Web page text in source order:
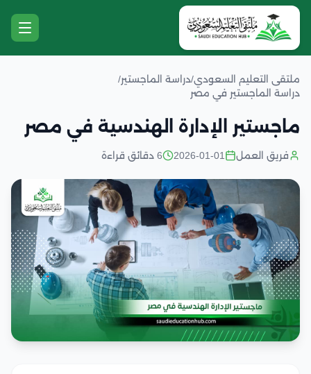
ملتقى التعليم السعودي/دراسة الماجستير/
دراسة الماجستير في مصر
ماجستير الإدارة الهندسية في مصر
فريق العمل 2026-01-01 6 دقائق قراءة